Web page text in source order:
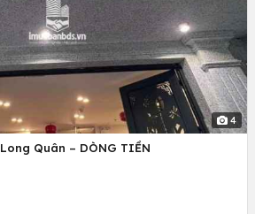
4
Quân – DÒNG TIỀN